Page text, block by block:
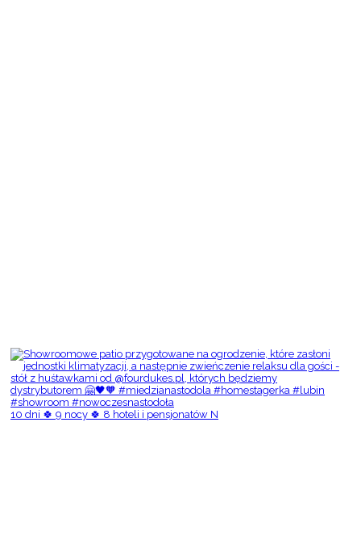
10 dni 🍀 9 nocy 🍀 8 hoteli i pensjonatów N